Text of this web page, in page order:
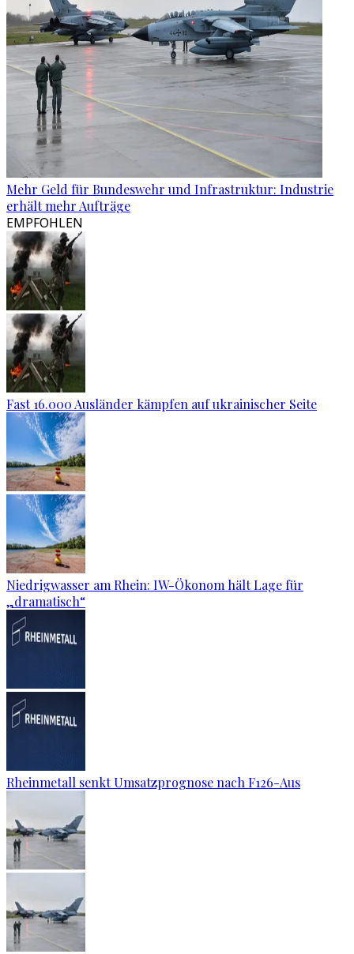
Mehr Geld für Bundeswehr und Infrastruktur: Industrie
erhält mehr Aufträge
EMPFOHLEN
Fast 16.000 Ausländer kämpfen auf ukrainischer Seite
Niedrigwasser am Rhein: IW-Ökonom hält Lage für
„dramatisch“
Rheinmetall senkt Umsatzprognose nach F126-Aus